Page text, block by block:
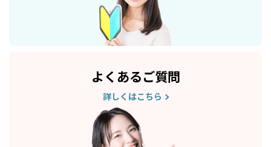
よくあるご質問
詳しくはこちら